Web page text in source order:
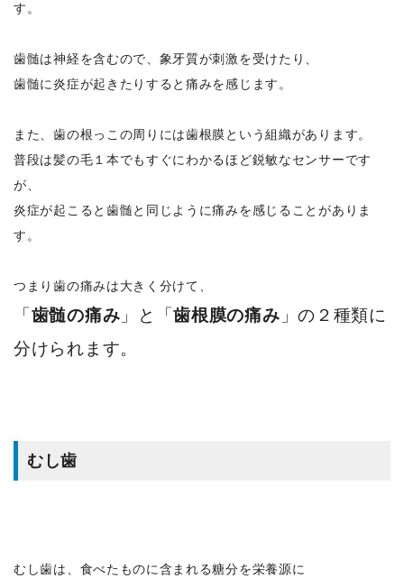
す。
歯髄は神経を含むので、象牙質が刺激を受けたり、
歯髄に炎症が起きたりすると痛みを感じます。
また、歯の根っこの周りには歯根膜という組織があります。
普段は髪の毛１本でもすぐにわかるほど鋭敏なセンサーです
が、
炎症が起こると歯髄と同じように痛みを感じることがありま
す。
つまり歯の痛みは大きく分けて、
「 歯髄の痛み 」と「歯根膜の痛み 」の２種類に
分けられます。
むし歯
むし歯は、食べたものに含まれる糖分を栄養源に